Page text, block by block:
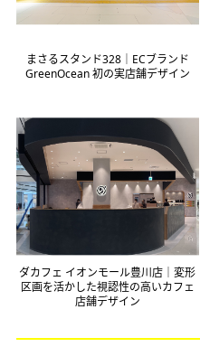
まさるスタンド328｜ECブランド
GreenOcean 初の実店舗デザイン
ダカフェ イオンモール豊川店｜変形
区画を活かした視認性の高いカフェ
店舗デザイン